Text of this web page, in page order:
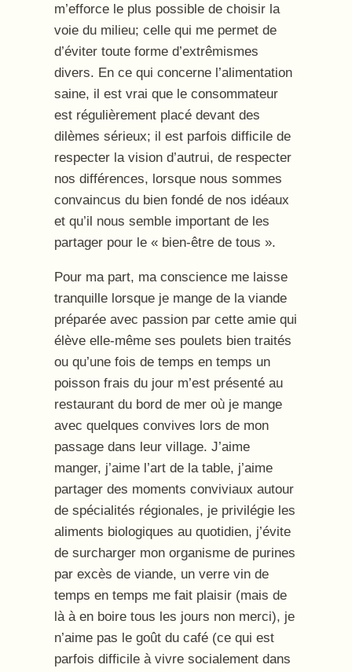
m’efforce le plus possible de choisir la
voie du milieu; celle qui me permet de
d’éviter toute forme d’extrêmismes
divers. En ce qui concerne l’alimentation
saine, il est vrai que le consommateur
est régulièrement placé devant des
dilèmes sérieux; il est parfois difficile de
respecter la vision d’autrui, de respecter
nos différences, lorsque nous sommes
convaincus du bien fondé de nos idéaux
et qu’il nous semble important de les
partager pour le « bien-être de tous ».
Pour ma part, ma conscience me laisse
tranquille lorsque je mange de la viande
préparée avec passion par cette amie qui
élève elle-même ses poulets bien traités
ou qu’une fois de temps en temps un
poisson frais du jour m’est présenté au
restaurant du bord de mer où je mange
avec quelques convives lors de mon
passage dans leur village. J’aime
manger, j’aime l’art de la table, j’aime
partager des moments conviviaux autour
de spécialités régionales, je privilégie les
aliments biologiques au quotidien, j’évite
de surcharger mon organisme de purines
par excès de viande, un verre vin de
temps en temps me fait plaisir (mais de
là à en boire tous les jours non merci), je
n’aime pas le goût du café (ce qui est
parfois difficile à vivre socialement dans